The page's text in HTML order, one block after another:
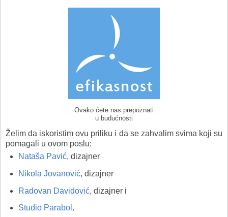
Ovako ćete nas prepoznati
u budućnosti
Želim da iskoristim ovu priliku i da se zahvalim svima koji su
pomagali u ovom poslu:
Nataša Pavić, dizajner
Nikola Jovanović, dizajner
Radovan Davidović, dizajner i
Studio Parabol .